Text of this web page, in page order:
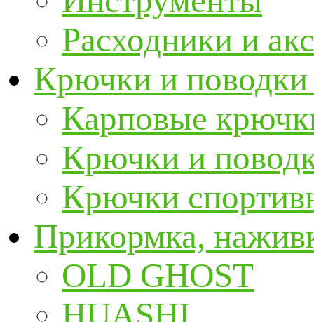
Расходники и
Крючки и
Карповые
Крючки и
Крючки
Прикормка,
OLD GHOST